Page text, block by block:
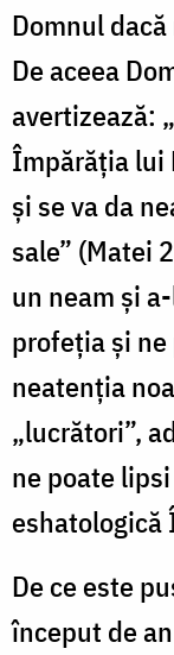
Domnul
De aceea
avertizează:
Împărăția lui
și se va da
sale” (Matei
un neam și
profeția și
neatenția
„lucrători”,
ne poate
eshatologică
De ce este
început de